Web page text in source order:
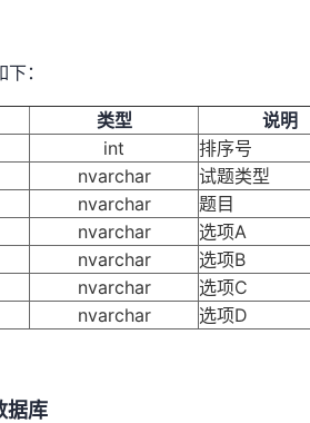
：
类型 说明
int 排序号
nvarchar 试题类型
nvarchar
题目
nvarchar
选项A
nvarchar
选项B
nvarchar
选项C
nvarchar 选项D
据库